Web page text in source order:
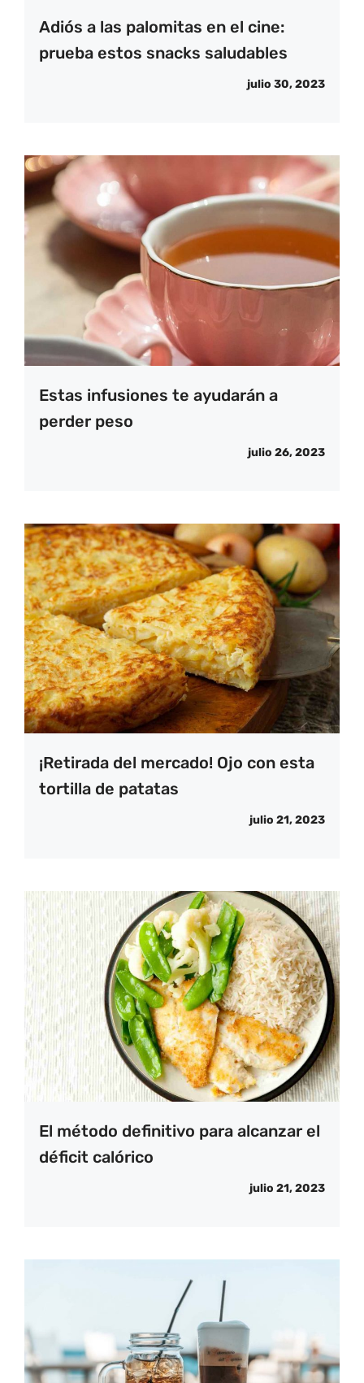
Adiós a las palomitas en el cine:
prueba estos snacks saludables
julio 30, 2023
Estas infusiones te ayudarán a
perder peso
julio 26, 2023
¡Retirada del mercado! Ojo con esta
tortilla de patatas
julio 21, 2023
El método definitivo para alcanzar el
déficit calórico
julio 21, 2023